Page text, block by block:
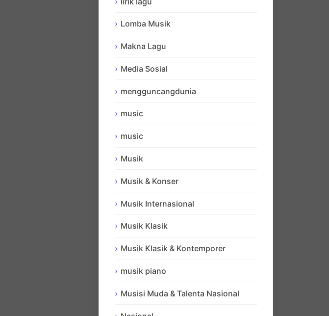
Lomba Musik
Makna Lagu
Media Sosial
mengguncangdunia
music
music
Musik
Musik & Konser
Musik Internasional
Musik Klasik
Musik Klasik & Kontemporer
musik piano
Musisi Muda & Talenta Nasional